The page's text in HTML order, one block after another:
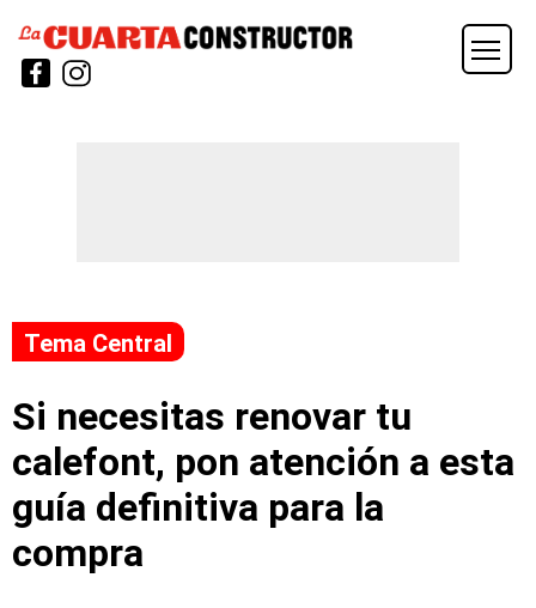
Tema Central
Si necesitas renovar tu
calefont, pon atención a esta
guía definitiva para la
compra